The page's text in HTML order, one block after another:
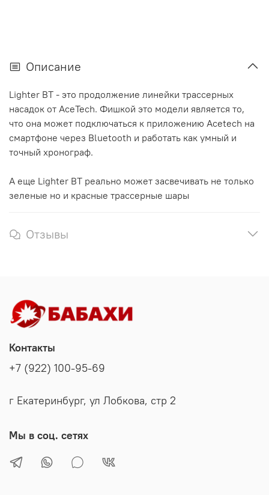
Описание
Lighter BT - это продолжение линейки трассерных
насадок от AceTech. Фишкой это модели является то,
что она может подключаться к приложению Acetech на
смартфоне через Bluetooth и работать как умный и
точный хронограф.
А еще Lighter BT реально может засвечивать не только
зеленые но и красные трассерные шары
Отзывы
Контакты
+7 (922) 100-95-69
г Екатеринбург, ул Лобкова, стр 2
Мы в соц. сетях